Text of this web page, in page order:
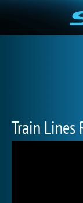
Train Lines